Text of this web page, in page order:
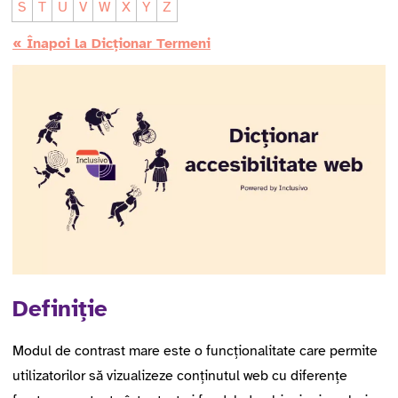
S T U V W X Y Z
« Înapoi la Dicționar Termeni
Definiție
Modul de contrast mare este o funcționalitate care permite
utilizatorilor să vizualizeze conținutul web cu diferențe